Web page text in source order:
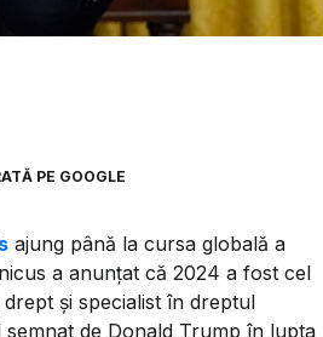
PE GOOGLE
ajung până la cursa globală a
a anunțat că 2024 a fost cel
și specialist în dreptul
de Donald Trump în lupta